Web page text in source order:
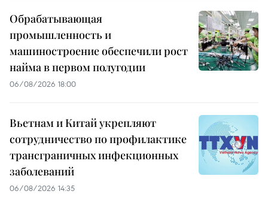
Обрабатывающая
промышленность и
машиностроение обеспечили рост
найма в первом полугодии
06/08/2026 18:00
Вьетнам и Китай укрепляют
сотрудничество по профилактике
трансграничных инфекционных
заболеваний
06/08/2026 14:35